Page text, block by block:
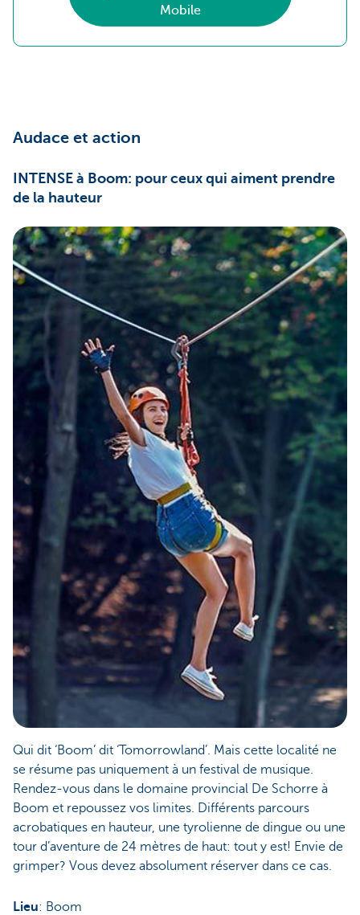
Mobile
Audace et action
INTENSE à Boom: pour ceux qui aiment prendre
de la hauteur
Qui dit ‘Boom’ dit ‘Tomorrowland’. Mais cette localité ne
se résume pas uniquement à un festival de musique.
Rendez-vous dans le domaine provincial De Schorre à
Boom et repoussez vos limites. Différents parcours
acrobatiques en hauteur, une tyrolienne de dingue ou une
tour d’aventure de 24 mètres de haut: tout y est! Envie de
grimper? Vous devez absolument réserver dans ce cas.
Lieu: Boom